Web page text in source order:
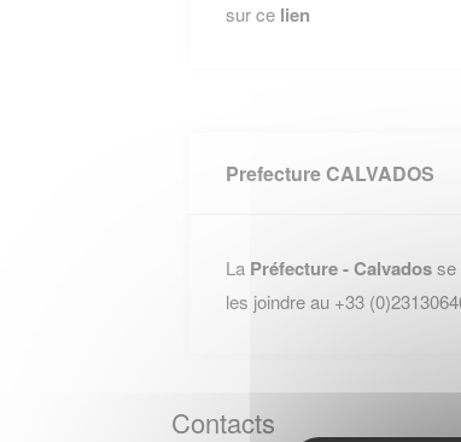
sur ce lien
Prefecture CALVADOS
La Préfecture - Calvadosse
les joindre au +33
Contacts